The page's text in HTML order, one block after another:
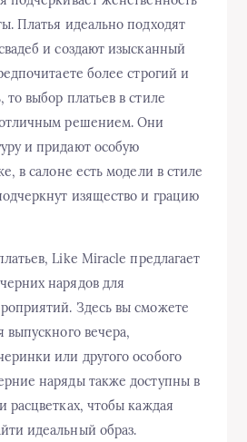
Платья идеально подходят
и создают изысканный
более строгий и
выбор платьев в стиле
отличным решением. Они
и придают особую
в салоне есть модели в стиле
изящество и грацию
Like Miracle предлагает
нарядов для
Здесь вы сможете
выпускного вечера,
или другого особого
наряды также доступны в
расцветках, чтобы каждая
идеальный образ.